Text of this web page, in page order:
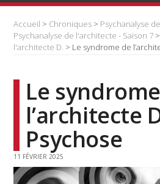
Accueil > Chroniques > Psychanalyse
Psychanalyse de l'architecte - Saison 7 >
l'architecte D. > Le syndrome de
Le
l’architecte
Psychose
11 FÉVRIER 2025